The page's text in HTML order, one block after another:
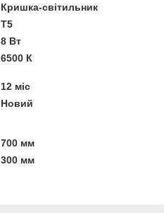
Кришка-світильник
Т5
8 Вт
6500 К
12 міс
Новий
700 мм
300 мм